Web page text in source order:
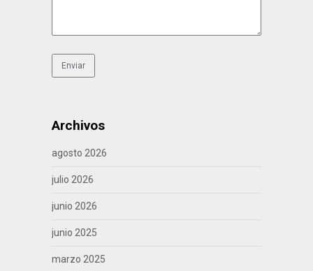
Archivos
agosto 2026
julio 2026
junio 2026
junio 2025
marzo 2025